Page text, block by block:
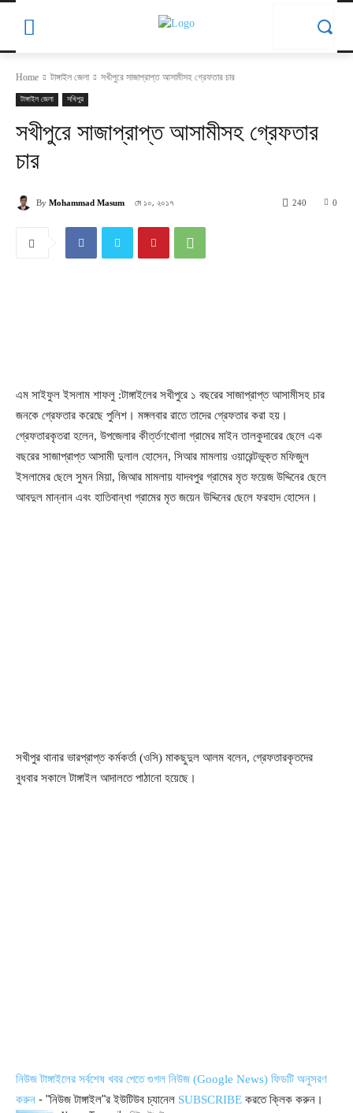
Home টাঙ্গাইল জেলা সখীপুরে সাজাপ্রাপ্ত আসামীসহ গ্রেফতার চার
টাঙ্গাইল জেলা সখিপুর
সখীপুরে সাজাপ্রাপ্ত আসামীসহ গ্রেফতার
চার
By Mohammad Masum মে ১০, ২০১৭ 0
240
এম সাইফুল ইসলাম শাফলু :টাঙ্গাইলের সখীপুরে ১ বছরের সাজাপ্রাপ্ত আসামীসহ চার
জনকে গ্রেফতার করেছে পুলিশ। মঙ্গলবার রাতে তাদের গ্রেফতার করা হয়।
গ্রেফতারকৃতরা হলেন, উপজেলার কীর্ত্তণখোলা গ্রামের মাইন তালকুদারের ছেলে এক
বছরের সাজাপ্রাপ্ত আসামী দুলাল হোসেন, সিআর মামলায় ওয়ারেন্টভূক্ত মফিজুল
ইসলামের ছেলে সুমন মিয়া, জিআর মামলায় যাদবপুর গ্রামের মৃত ফয়েজ উদ্দিনের ছেলে
আবদুল মান্নান এবং হাতিবান্ধা গ্রামের মৃত জয়েন উদ্দিনের ছেলে ফরহাদ হোসেন।
সখীপুর থানার ভারপ্রাপ্ত কর্মকর্তা (ওসি) মাকছুদুল আলম বলেন, গ্রেফতারকৃতদের
বুধবার সকালে টাঙ্গাইল আদালতে পাঠানো হয়েছে।
নিউজ টাঙ্গাইলের সর্বশেষ খবর পেতে গুগল নিউজ (Google News) ফিডটি অনুসরণ
করুন - "নিউজ টাঙ্গাইল"র ইউটিউব চ্যানেল SUBSCRIBE করতে ক্লিক করুন।